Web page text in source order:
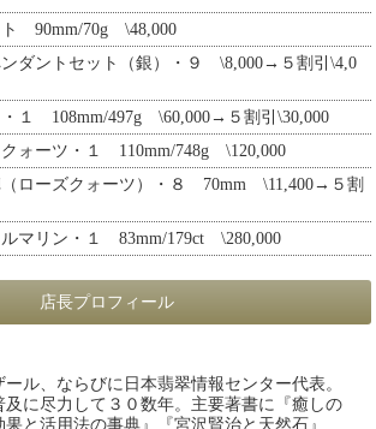
ト 90mm/70g \48,000
ンダントセット（銀）・９ \8,000→５割引\4,0
・１ 108mm/497g \60,000→５割引\30,000
クォーツ・１ 110mm/748g \120,000
（ローズクォーツ）・８ 70mm \11,400→５割
マリン・１ 83mm/179ct \280,000
店長プロフィール
ル、ならびに日本翡翠情報センター代表。
及に尽力して３０数年。主要著書に『癒しの
と活用法の事典』『宮沢賢治と天然石』